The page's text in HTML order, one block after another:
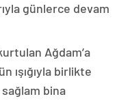
günlerce devam
Ağdam’a
ışığıyla birlikte
bina